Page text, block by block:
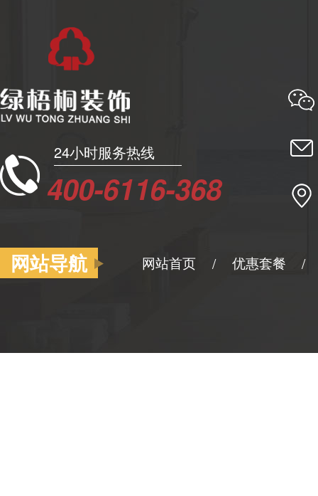
24小时服务热线
400-6116-368
网站导航 网站首页 / 优惠套餐 /